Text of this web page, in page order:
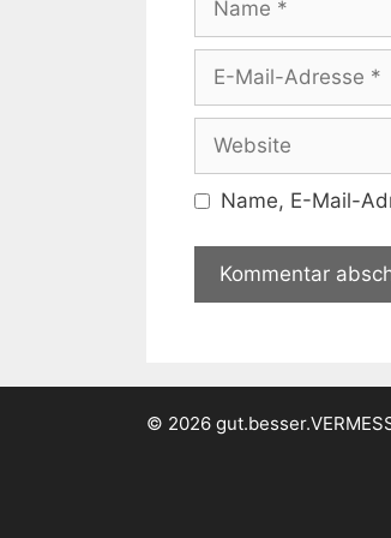
Mail-
Adresse
Name, E-Mail-
© 2026